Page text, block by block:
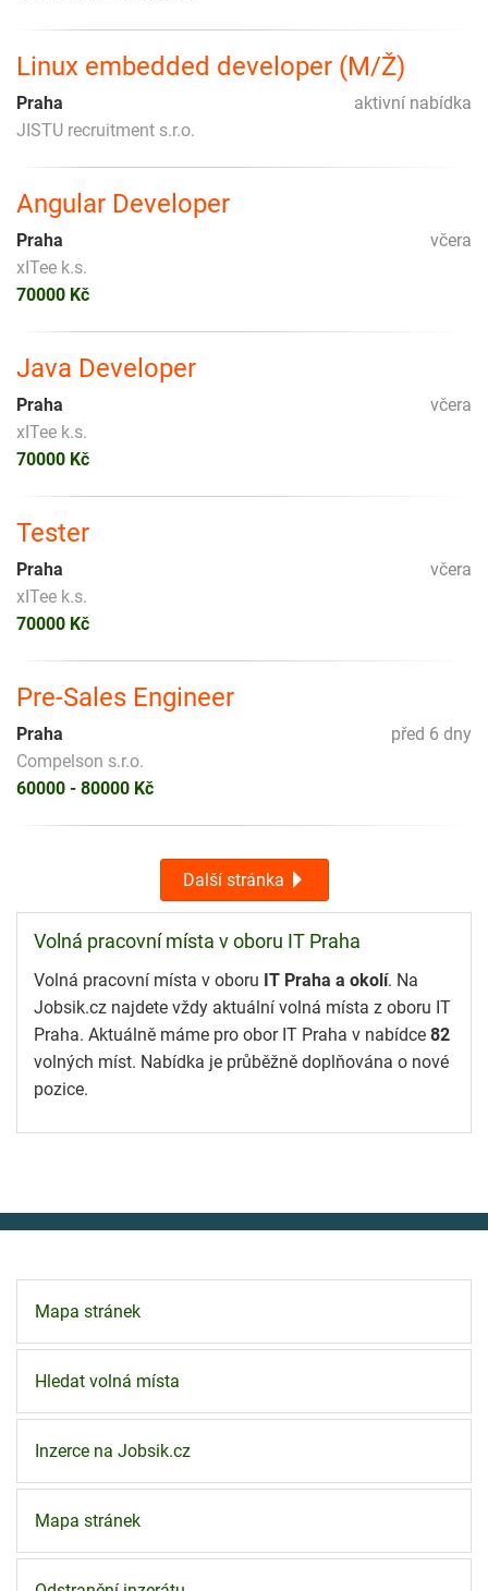
Linux embedded developer (M/Ž)
aktivní nabídka
Praha
JISTU recruitment s.r.o.
Angular Developer
včera
Praha
xITee k.s.
70000 Kč
Java Developer
včera
Praha
xITee k.s.
70000 Kč
Tester
včera
Praha
xITee k.s.
70000 Kč
Pre-Sales Engineer
před 6 dny
Praha
Compelson s.r.o.
60000 - 80000 Kč
Další stránka
Volná pracovní místa v oboru IT Praha
Volná pracovní místa v oboru IT Praha a okolí. Na
Jobsik.cz najdete vždy aktuální volná místa z oboru IT
Praha. Aktuálně máme pro obor IT Praha v nabídce 82
volných míst. Nabídka je průběžně doplňována o nové
pozice.
Mapa stránek
Hledat volná místa
Inzerce na Jobsik.cz
Mapa stránek